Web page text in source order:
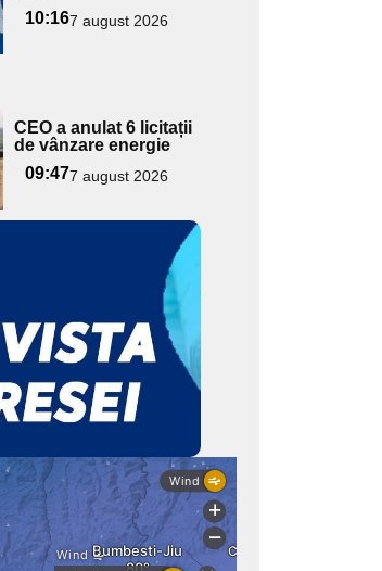
10:167 august 2026
CEO a anulat 6 licitații
de vânzare energie
09:477 august 2026